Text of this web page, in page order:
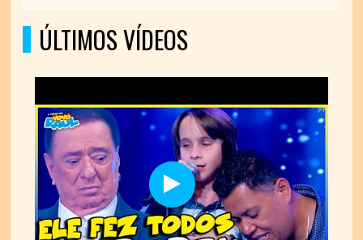
ÚLTIMOS VÍDEOS